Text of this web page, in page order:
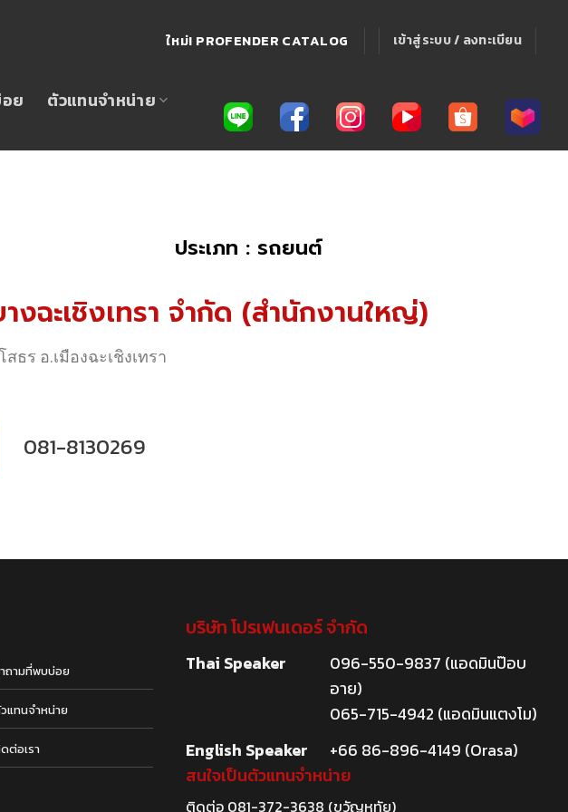
ใหม่! PROFENDER CATALOG เข้าสู่ระบบ / ลงทะเบียน
ย
ตัวแทนจำหน่าย
ประเภท : รถยนต์
ฉะเชิงเทรา จำกัด (สำนักงานใหญ่)
ธร อ.เมืองฉะเชิงเทรา
081-8130269
ถามที่พบบ่อย
แทนจำหน่าย
ต่อเรา
บริษัท โปรเฟนเดอร์ จำกัด
Thai Speaker
096-550-9837 (แอดมินป๊อบ
อาย)
065-715-4942 (แอดมินแตงโม)
English Speaker
+66 86-896-4149 (Orasa)
สนใจเป็นตัวแทนจำหน่าย
ติดต่อ 081-372-3638 (ขวัญหทัย)